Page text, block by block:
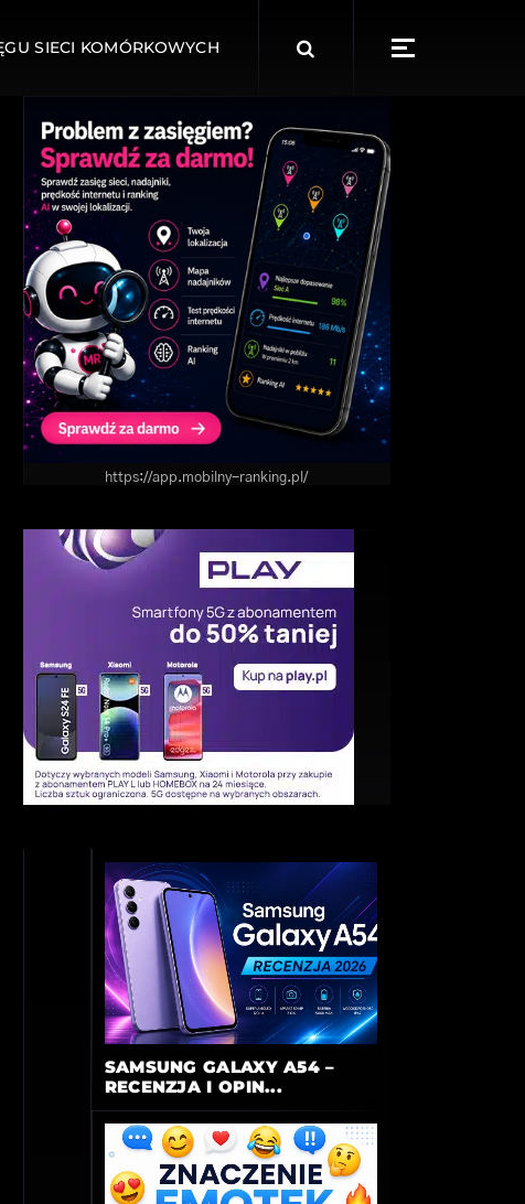
SIECI KOMÓRKOWYCH
for:
https://app.mobilny-ranking.pl/
SAMSUNG GALAXY A54 –
RECENZJA I OPIN...